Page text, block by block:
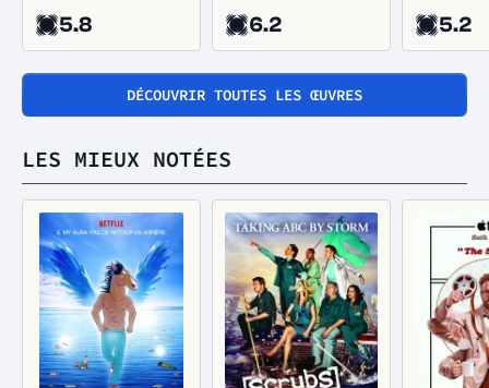
5.8 6.2 5.2
DÉCOUVRIR TOUTES LES ŒUVRES
LES MIEUX NOTÉES